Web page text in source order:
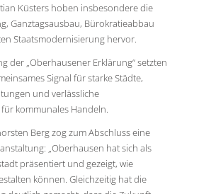
Küsters hoben insbesondere die
Ganztagsausbau, Bürokratieabbau
Staatsmodernisierung hervor.
der „Oberhausener Erklärung“ setzten
Signal für starke Städte,
und verlässliche
kommunales Handeln.
Berg zog zum Abschluss eine
„Oberhausen hat sich als
präsentiert und gezeigt, wie
können. Gleichzeitig hat die